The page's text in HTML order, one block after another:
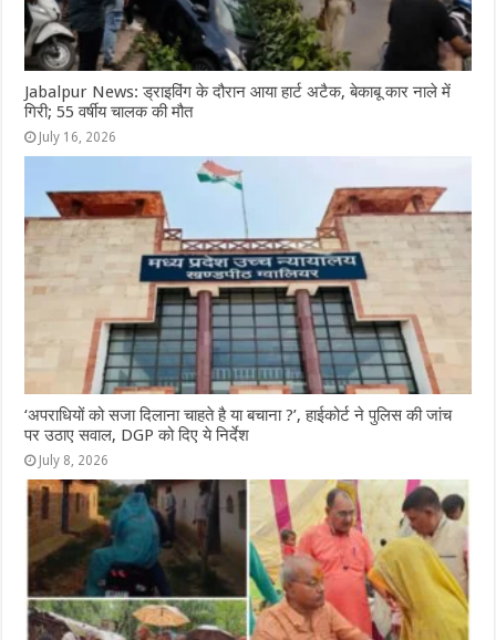
Jabalpur News: ड्राइविंग के दौरान आया हार्ट अटैक, बेकाबू कार नाले में
गिरी; 55 वर्षीय चालक की मौत
July 16, 2026
‘अपराधियों को सजा दिलाना चाहते है या बचाना ?’, हाईकोर्ट ने पुलिस की जांच
पर उठाए सवाल, DGP को दिए ये निर्देश
July 8, 2026